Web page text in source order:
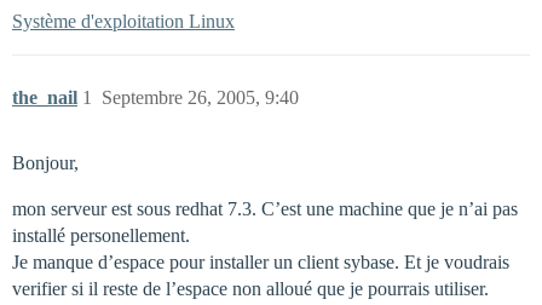
Système d'exploitation Linux
the_nail Septembre 26, 2005, 9:40
1
Bonjour,
mon serveur est sous redhat 7.3. C’est une machine que je n’ai pas
installé personellement.
Je manque d’espace pour installer un client sybase. Et je voudrais
verifier si il reste de l’espace non alloué que je pourrais utiliser.